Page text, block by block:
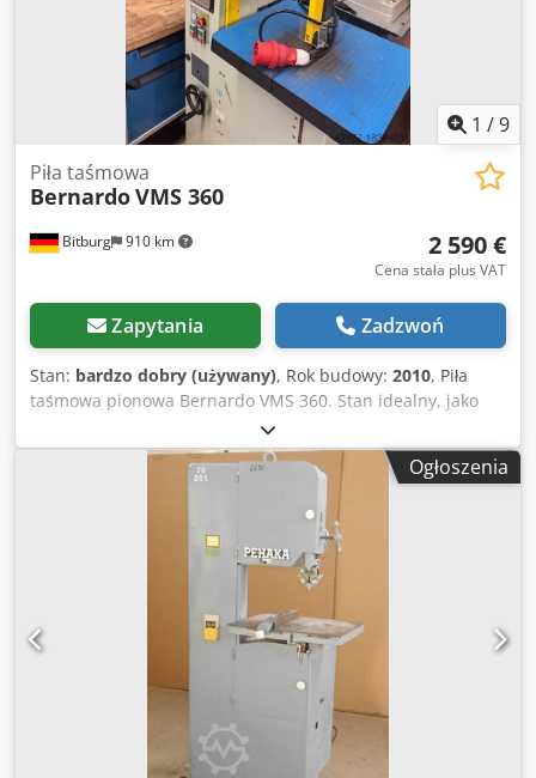
1 /9
Bitburg 910 km
Piła taśmowa
BernardoVMS 360
2 590 €
Cena stała plus VAT
Zapytania Zadzwoń
Stan: bardzo dobry (używany), Rok budowy: 2010, Piła
taśmowa pionowa Bernardo VMS 360. Stan idealny, jako
maszyna szkolna - mało używana Pionowe piły taśmowe
serii VMS nadają się do cięcia prawie wszystkich
materiałów piłowalnych (np. stali, tworzyw sztucznych,
materiałów nieżelaznych, materiałów kolorowych,...).
Stosowane są przede wszystkim w produkcji ogólnej, w
budowie narzędzi i osprzętu do produkcji narzędzi
wykrawających i skrawających. Szerokość cięcia: 355 mm
Dcjdpovutxdefx Aiyek Wysokość cięcia: 230 mm Wysokość
robocza: 960 mm prędkość cięcia 20 - 90 m/min Długość
taśmy piły: 2840 mm Szerokość taśmy piły: 3 - 16 mm
Rozmiar stołu: 500 x 400 mm Moc silnika: 0,75 kW
Zgrzewarka do blachy: 2,4 kVA Wymiary maszyny (dł. x gł. x
wys.) 940 x 560 x 1850 mm Waga ok. 250 kg Standardowo
ze zgrzewarką taśmową, urządzeniem do wyżarzania,
Ogłoszenia